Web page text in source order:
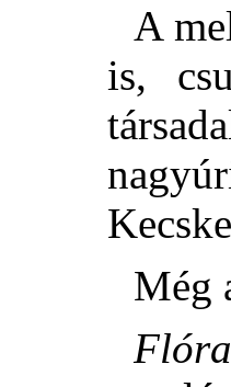
A
is,
Még
Flóra